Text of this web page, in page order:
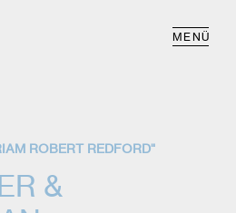
MENÜ
ROBERT REDFORD"
&